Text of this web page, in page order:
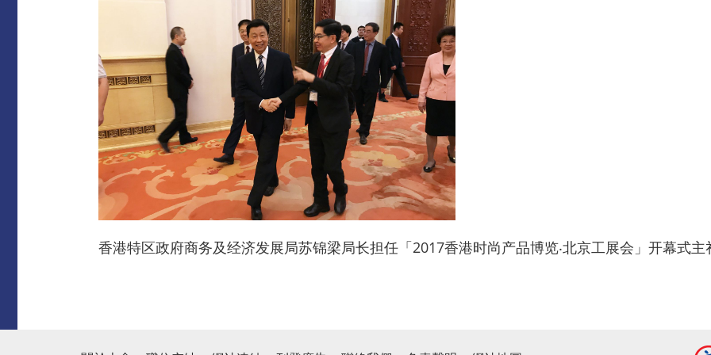
香港特区政府商务及经济发展局苏锦梁局长担任「2017香港时尚产品博览‧北京工展会」开幕式主